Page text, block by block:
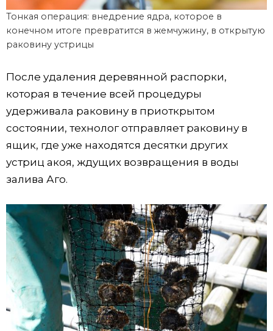
Тонкая операция: внедрение ядра, которое в
конечном итоге превратится в жемчужину, в открытую
раковину устрицы
После удаления деревянной распорки,
которая в течение всей процедуры
удерживала раковину в приоткрытом
состоянии, технолог отправляет раковину в
ящик, где уже находятся десятки других
устриц акоя, ждущих возвращения в воды
залива Аго.